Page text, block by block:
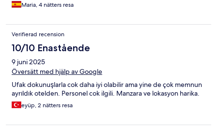
Maria, 4 nätters resa
Verifierad recension
10/10 Enastående
9 juni 2025
Översätt med hjälp av Google
Ufak dokunuşlarla cok daha iyi olabilir ama yine de çok memnun
ayrıldık otelden. Personel cok ilgili. Manzara ve lokasyon harika.
eyüp, 2 nätters resa